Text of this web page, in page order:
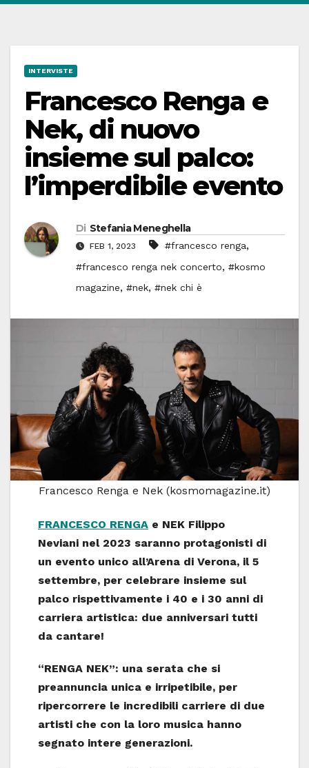
INTERVISTE
Francesco Renga e
Nek, di nuovo
insieme sul palco:
l’imperdibile evento
Di Stefania Meneghella
FEB 1, 2023 #francesco renga,
#francesco renga nek concerto, #kosmo
magazine, #nek, #nek chi è
Francesco Renga e Nek (kosmomagazine.it)
FRANCESCO RENGA e NEK Filippo
Neviani nel 2023 saranno protagonisti di
un evento unico all’Arena di Verona, il 5
settembre, per celebrare insieme sul
palco rispettivamente i 40 e i 30 anni di
carriera artistica: due anniversari tutti
da cantare!
“RENGA NEK”: una serata che si
preannuncia unica e irripetibile, per
ripercorrere le incredibili carriere di due
artisti che con la loro musica hanno
segnato intere generazioni.